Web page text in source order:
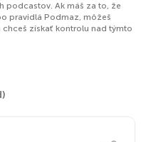
podcastov. Ak máš za to, že
pravidlá Podmaz, môžeš
získať kontrolu nad týmto